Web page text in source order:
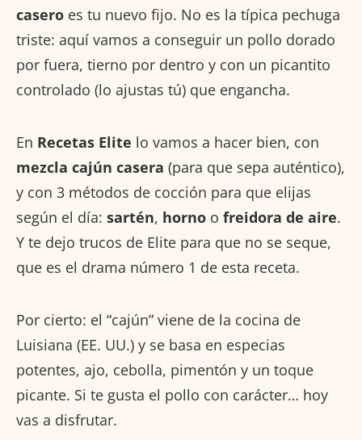
casero es tu nuevo fijo. No es la típica pechuga
triste: aquí vamos a conseguir un pollo dorado
por fuera, tierno por dentro y con un picantito
controlado (lo ajustas tú) que engancha.
En Recetas Elite lo vamos a hacer bien, con
mezcla cajún casera (para que sepa auténtico),
y con 3 métodos de cocción para que elijas
según el día: sartén, horno o freidora de aire.
Y te dejo trucos de Elite para que no se seque,
que es el drama número 1 de esta receta.
Por cierto: el “cajún” viene de la cocina de
Luisiana (EE. UU.) y se basa en especias
potentes, ajo, cebolla, pimentón y un toque
picante. Si te gusta el pollo con carácter… hoy
vas a disfrutar.